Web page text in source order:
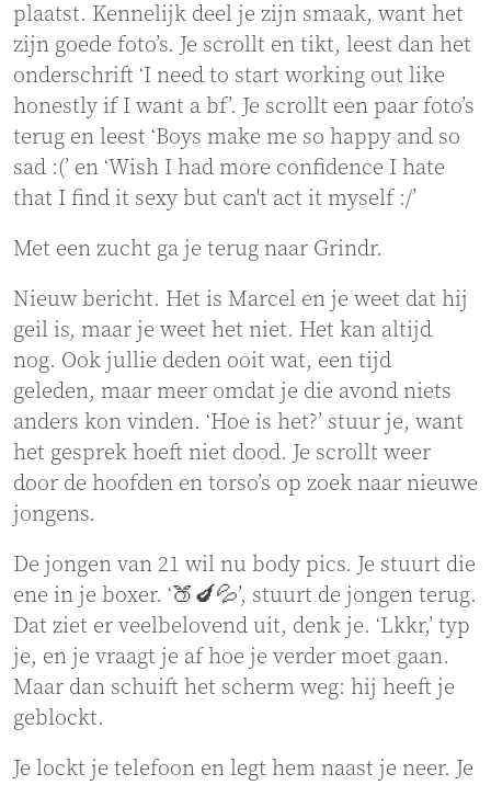
plaatst. Kennelijk deel je zijn smaak, want het
zijn goede foto’s. Je scrollt en tikt, leest dan het
onderschrift ‘I need to start working out like
honestly if I want a bf’. Je scrollt een paar foto’s
terug en leest ‘Boys make me so happy and so
sad :(’ en ‘Wish I had more confidence I hate
that I find it sexy but can't act it myself :/’
Met een zucht ga je terug naar Grindr.
Nieuw bericht. Het is Marcel en je weet dat hij
geil is, maar je weet het niet. Het kan altijd
nog. Ook jullie deden ooit wat, een tijd
geleden, maar meer omdat je die avond niets
anders kon vinden. ‘Hoe is het?’ stuur je, want
het gesprek hoeft niet dood. Je scrollt weer
door de hoofden en torso’s op zoek naar nieuwe
jongens.
De jongen van 21 wil nu body pics. Je stuurt die
ene in je boxer. ‘🍑🍆💦’, stuurt de jongen terug.
Dat ziet er veelbelovend uit, denk je. ‘Lkkr,’ typ
je, en je vraagt je af hoe je verder moet gaan.
Maar dan schuift het scherm weg: hij heeft je
geblockt.
Je lockt je telefoon en legt hem naast je neer. Je